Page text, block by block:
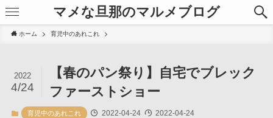
マメな旦那のマルメブログ
ホーム 育児中のあれこれ
【春のパン祭り】自宅でブレック
ファーストショー
2022
4/24
育児中のあれこれ 2022-04-24 2022-04-24